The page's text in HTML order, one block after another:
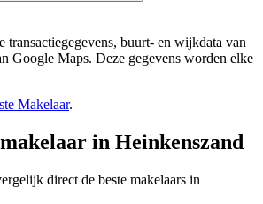
transactiegegevens, buurt- en wijkdata van
Google Maps. Deze gegevens worden elke
Makelaar.
in Heinkenszand
direct de beste makelaars in